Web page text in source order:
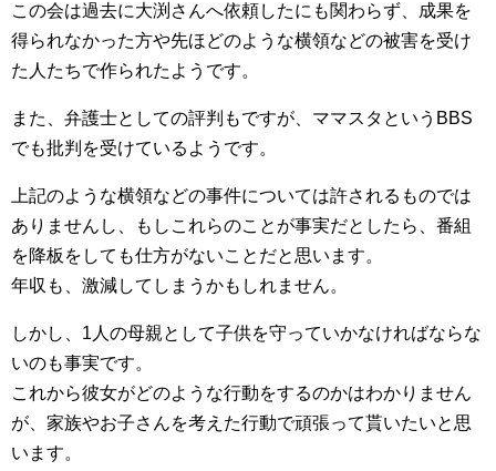
この会は過去に大渕さんへ依頼したにも関わらず、成果を
得られなかった方や先ほどのような横領などの被害を受け
た人たちで作られたようです。
また、弁護士としての評判もですが、ママスタというBBS
でも批判を受けているようです。
上記のような横領などの事件については許されるものでは
ありませんし、もしこれらのことが事実だとしたら、番組
を降板をしても仕方がないことだと思います。
年収も、激減してしまうかもしれません。
しかし、1人の母親として子供を守っていかなければならな
いのも事実です。
これから彼女がどのような行動をするのかはわかりません
が、家族やお子さんを考えた行動で頑張って貰いたいと思
います。